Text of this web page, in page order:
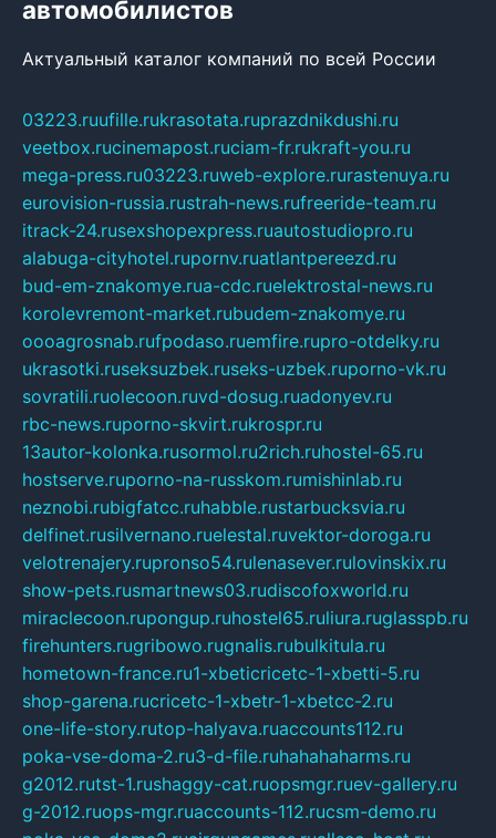
автомобилистов
Актуальный каталог компаний по всей России
03223.ruufille.rukrasotata.ruprazdnikdushi.ru
veetbox.rucinemapost.ruciam-fr.rukraft-you.ru
mega-press.ru03223.ruweb-explore.rurastenuya.ru
eurovision-russia.rustrah-news.rufreeride-team.ru
itrack-24.rusexshopexpress.ruautostudiopro.ru
alabuga-cityhotel.rupornv.ruatlantpereezd.ru
bud-em-znakomye.rua-cdc.ruelektrostal-news.ru
korolevremont-market.rubudem-znakomye.ru
oooagrosnab.rufpodaso.ruemfire.rupro-otdelky.ru
ukrasotki.ruseksuzbek.ruseks-uzbek.ruporno-vk.ru
sovratili.ruolecoon.ruvd-dosug.ruadonyev.ru
rbc-news.ruporno-skvirt.rukrospr.ru
13autor-kolonka.rusormol.ru2rich.ruhostel-65.ru
hostserve.ruporno-na-russkom.rumishinlab.ru
neznobi.rubigfatcc.ruhabble.rustarbucksvia.ru
delfinet.rusilvernano.ruelestal.ruvektor-doroga.ru
velotrenajery.rupronso54.rulenasever.rulovinskix.ru
show-pets.rusmartnews03.rudiscofoxworld.ru
miraclecoon.rupongup.ruhostel65.ruliura.ruglasspb.ru
firehunters.rugribowo.rugnalis.rubulkitula.ru
hometown-france.ru1-xbeticricetc-1-xbetti-5.ru
shop-garena.rucricetc-1-xbetr-1-xbetcc-2.ru
one-life-story.rutop-halyava.ruaccounts112.ru
poka-vse-doma-2.ru3-d-file.ruhahahaharms.ru
g2012.rutst-1.rushaggy-cat.ruopsmgr.ruev-gallery.ru
g-2012.ruops-mgr.ruaccounts-112.rucsm-demo.ru